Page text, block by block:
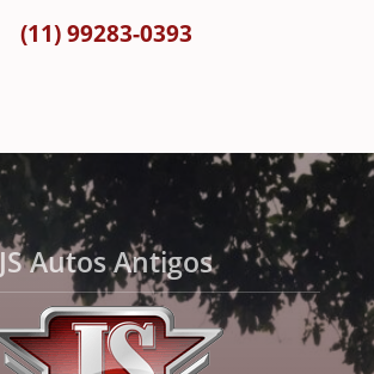
(11) 99283-0393
JS Autos Antigos